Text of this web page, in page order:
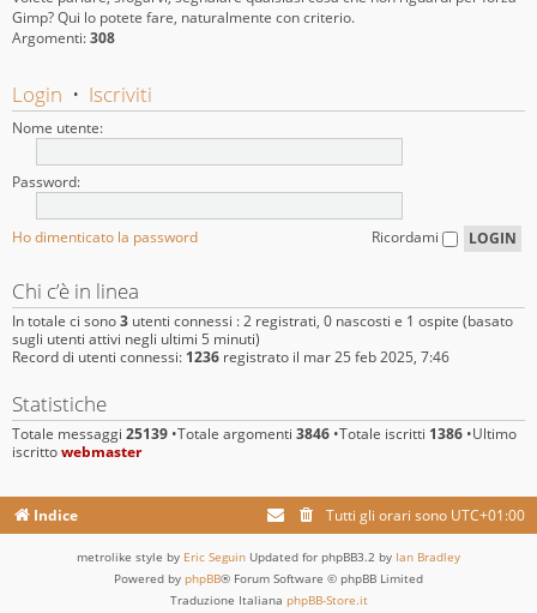
Gimp? Qui lo potete fare, naturalmente con criterio.
Argomenti:308
Login • Iscriviti
Nome utente:
Password:
Ho dimenticato la password Ricordami
Chi c’è in linea
In totale ci sono3 utenti connessi : 2 registrati, 0 nascosti e 1 ospite (basato
sugli utenti attivi negli ultimi 5 minuti)
Record di utenti connessi: 1236 registrato il mar 25 feb 2025, 7:46
Statistiche
Totale messaggi 25139 •Totale argomenti 3846 •Totale iscritti 1386 •Ultimo
iscrittowebmaster
Indice Tutti gli orari sono UTC+01:00
metrolike style by Eric Seguin Updated for phpBB3.2 by Ian Bradley
Powered by phpBB® Forum Software © phpBB Limited
Traduzione Italiana phpBB-Store.it